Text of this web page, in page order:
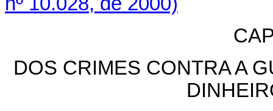
DOS CRIMES CONTRA A